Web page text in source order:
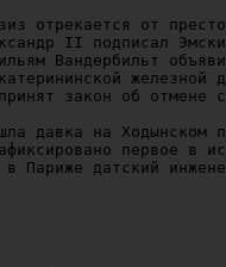
отрекается от
II подписал
Вандербильт
железной
закон об отмене
давка на Ходынском
первое в